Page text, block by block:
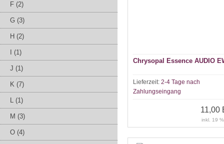
F (2)
G (3)
H (2)
I (1)
J (1)
K (7)
L (1)
M (3)
O (4)
Chrysopal Essence AUDIO
Lieferzeit: 2-4 Tage nach
Zahlungseingang
11,00
inkl. 19